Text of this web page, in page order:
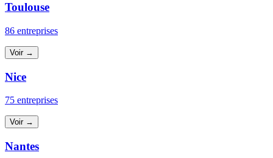
Toulouse
86 entreprises
Voir →
Nice
75 entreprises
Voir →
Nantes